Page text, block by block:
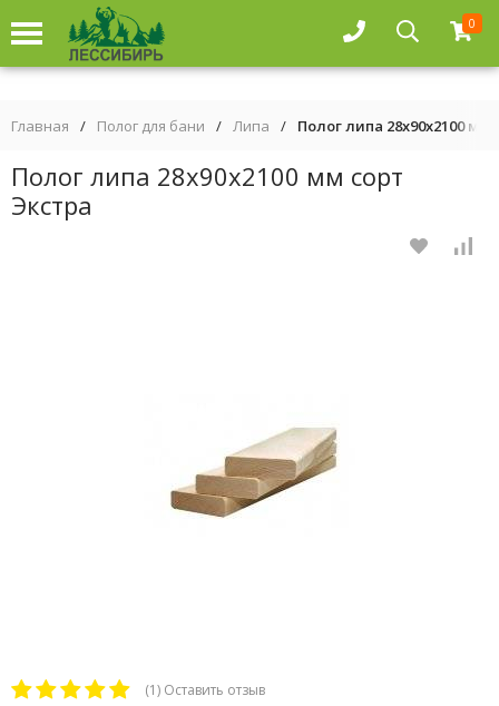
0
Главная / Полог для бани / Липа / Полог липа 28х90х2100 мм
Полог липа 28х90х2100 мм сорт
Экстра
(1) Оставить отзыв